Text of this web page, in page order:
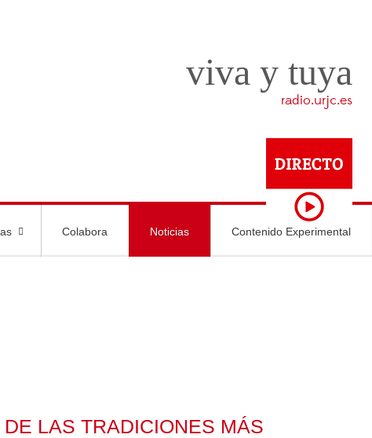
viva y tuya
radio.urjc.es
Colabora Noticias Contenido Experimental
LAS TRADICIONES MÁS